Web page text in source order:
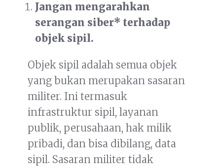
Jangan mengarahkan
serangan siber* terhadap
objek sipil.
Objek sipil adalah semua objek
yang bukan merupakan sasaran
militer. Ini termasuk
infrastruktur sipil, layanan
publik, perusahaan, hak milik
pribadi, dan bisa dibilang, data
sipil. Sasaran militer tidak